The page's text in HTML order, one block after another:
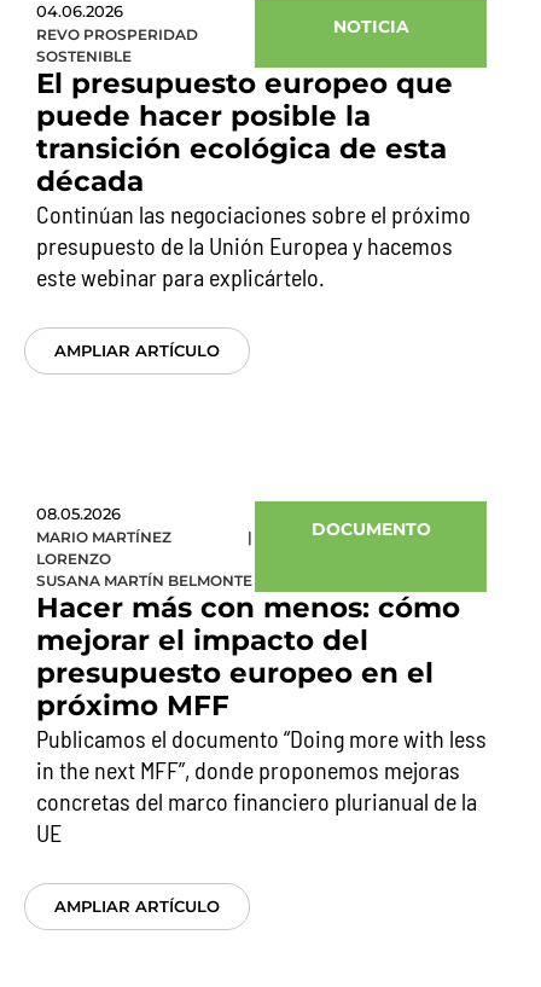
04.06.2026
REVO PROSPERIDAD
SOSTENIBLE
NOTICIA
El presupuesto europeo que
puede hacer posible la
transición ecológica de esta
década
Continúan las negociaciones sobre el próximo
presupuesto de la Unión Europea y hacemos
este webinar para explicártelo.
AMPLIAR ARTÍCULO
08.05.2026
MARIO MARTÍNEZ
LORENZO
|
SUSANA MARTÍN BELMONTE
DOCUMENTO
Hacer más con menos: cómo
mejorar el impacto del
presupuesto europeo en el
próximo MFF
Publicamos el documento “Doing more with less
in the next MFF”, donde proponemos mejoras
concretas del marco financiero plurianual de la
UE
AMPLIAR ARTÍCULO